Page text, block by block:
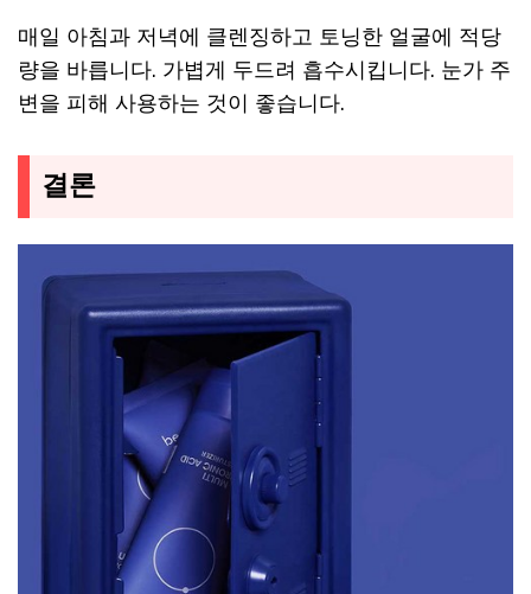
매일 아침과 저녁에 클렌징하고 토닝한 얼굴에 적당
량을 바릅니다. 가볍게 두드려 흡수시킵니다. 눈가 주
변을 피해 사용하는 것이 좋습니다.
결론